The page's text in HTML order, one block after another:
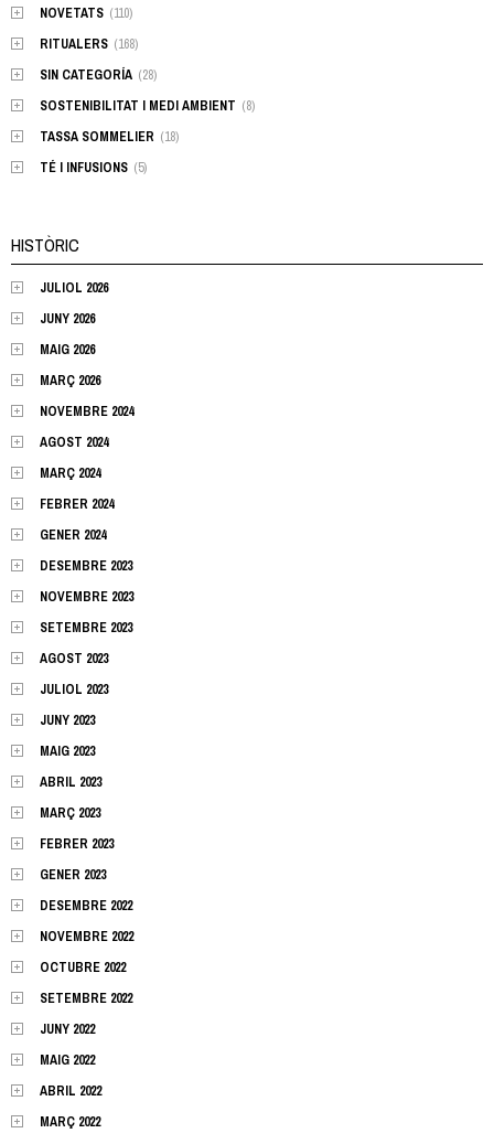
NOVETATS (110)
RITUALERS (168)
SIN CATEGORÍA (28)
SOSTENIBILITAT I MEDI AMBIENT (8)
TASSA SOMMELIER (18)
TÉ I INFUSIONS (5)
HISTÒRIC
JULIOL 2026
JUNY 2026
MAIG 2026
MARÇ 2026
NOVEMBRE 2024
AGOST 2024
MARÇ 2024
FEBRER 2024
GENER 2024
DESEMBRE 2023
NOVEMBRE 2023
SETEMBRE 2023
AGOST 2023
JULIOL 2023
JUNY 2023
MAIG 2023
ABRIL 2023
MARÇ 2023
FEBRER 2023
GENER 2023
DESEMBRE 2022
NOVEMBRE 2022
OCTUBRE 2022
SETEMBRE 2022
JUNY 2022
MAIG 2022
ABRIL 2022
MARÇ 2022